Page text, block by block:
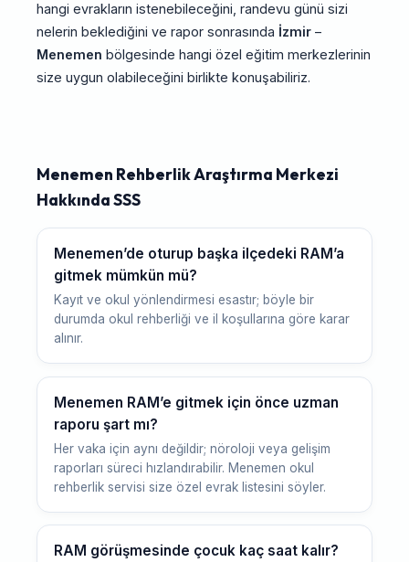
hangi evrakların istenebileceğini, randevu günü sizi
nelerin beklediğini ve rapor sonrasında İzmir –
Menemen bölgesinde hangi özel eğitim merkezlerinin
size uygun olabileceğini birlikte konuşabiliriz.
Menemen Rehberlik Araştırma Merkezi
Hakkında SSS
Menemen’de oturup başka ilçedeki RAM’a
gitmek mümkün mü?
Kayıt ve okul yönlendirmesi esastır; böyle bir
durumda okul rehberliği ve il koşullarına göre karar
alınır.
Menemen RAM’e gitmek için önce uzman
raporu şart mı?
Her vaka için aynı değildir; nöroloji veya gelişim
raporları süreci hızlandırabilir. Menemen okul
rehberlik servisi size özel evrak listesini söyler.
RAM görüşmesinde çocuk kaç saat kalır?